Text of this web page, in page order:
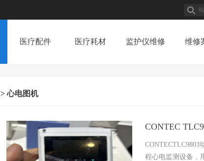
医疗配件 医疗耗材 监护仪维修 维修
> 心电图机
CONTEC
CONTECTLC9803
程心电监测设备，